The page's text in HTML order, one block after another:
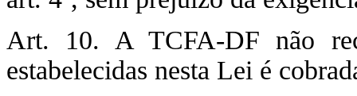
Art. 10. A TCFA-DF não
estabelecidas nesta Lei é